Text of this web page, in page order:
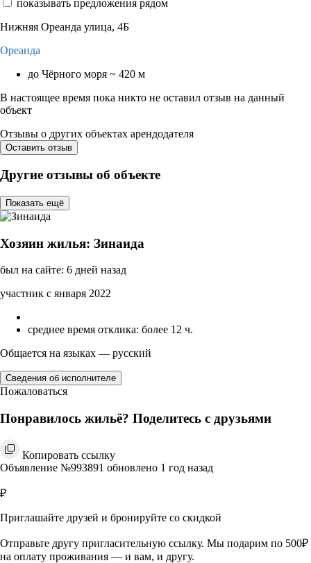
показывать предложения рядом
Нижняя Ореанда улица, 4Б
Ореанда
до Чёрного моря ~ 420 м
В настоящее время пока никто не оставил отзыв на данный
объект
Отзывы о других объектах арендодателя
Оставить отзыв
Другие отзывы об объекте
Показать ещё
Хозяин жилья: Зинаида
был на сайте: 6 дней назад
участник с января 2022
среднее время отклика: более 12 ч.
Общается на языках — русский
Сведения об исполнителе
Пожаловаться
Понравилось жильё? Поделитесь с друзьями
Копировать ссылку
Объявление №993891 обновлено 1 год назад
₽
Приглашайте друзей и бронируйте со скидкой
Отправьте другу пригласительную ссылку. Мы подарим по 500₽
на оплату проживания — и вам, и другу.